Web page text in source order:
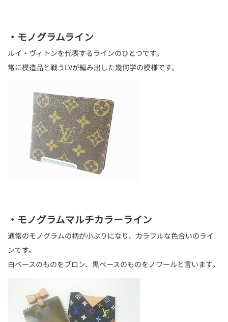
・モノグラムライン
ルイ・ヴィトンを代表するラインのひとつです。
常に模造品と戦うLVが編み出した幾何学の模様です。
・モノグラムマルチカラーライン
通常のモノグラムの柄が小ぶりになり、カラフルな色合いのライ
ンです。
白ベースのものをブロン、黒ベースのものをノワールと言います。